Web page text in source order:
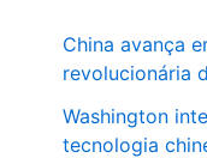
China avança
revolucionária
Washington
tecnologia